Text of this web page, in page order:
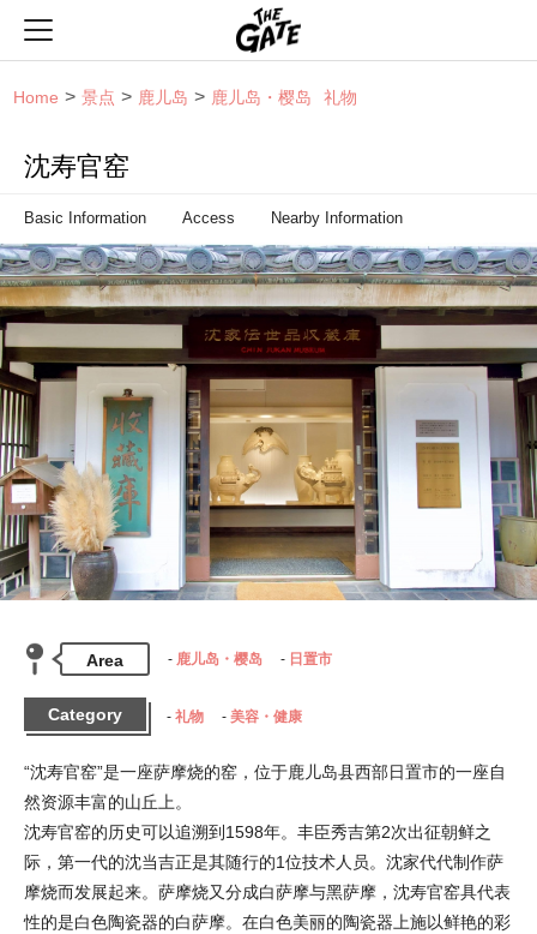
Home 景点 鹿儿岛 鹿儿岛・樱岛 礼物
沈寿官窑
Basic Information Access Nearby Information
Area 鹿儿岛・樱岛 日置市
Category 礼物 美容・健康
“沈寿官窑”是一座萨摩烧的窑，位于鹿儿岛县西部日置市的一座自
然资源丰富的山丘上。
沈寿官窑的历史可以追溯到1598年。丰臣秀吉第2次出征朝鲜之
际，第一代的沈当吉正是其随行的1位技术人员。沈家代代制作萨
摩烧而发展起来。萨摩烧又分成白萨摩与黑萨摩，沈寿官窑具代表
性的是白色陶瓷器的白萨摩。在白色美丽的陶瓷器上施以鲜艳的彩